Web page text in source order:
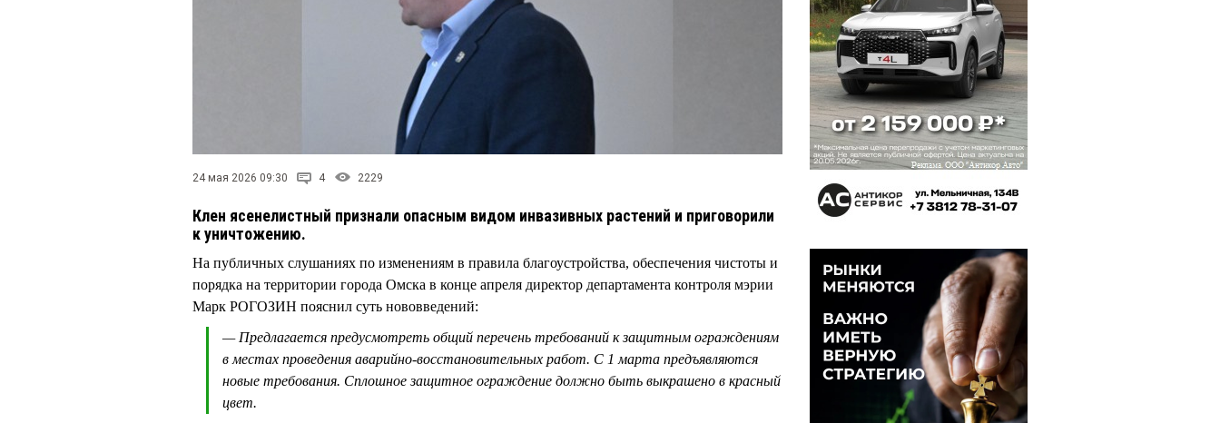
24 мая 2026 09:30 4 2229
Клен ясенелистный признали опасным видом инвазивных растений и приговорили
к уничтожению.
На публичных слушаниях по изменениям в правила благоустройства, обеспечения чистоты и
порядка на территории города Омска в конце апреля директор департамента контроля мэрии
Марк РОГОЗИН пояснил суть нововведений:
— Предлагается предусмотреть общий перечень требований к защитным ограждениям
в местах проведения аварийно-восстановительных работ. С 1 марта предъявляются
новые требования. Сплошное защитное ограждение должно быть выкрашено в красный
цвет.